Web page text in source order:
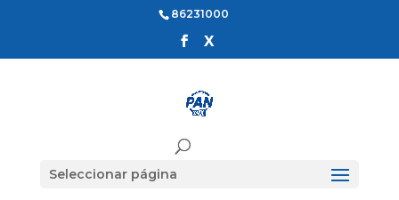
86231000
Seleccionar página